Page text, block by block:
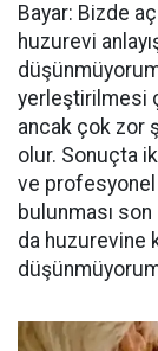
Bayar: Bizde
huzurevi
yerleştirilmesi
ancak çok zor
olur. Sonuçta
ve profesyonel
bulunması son
da huzurevine